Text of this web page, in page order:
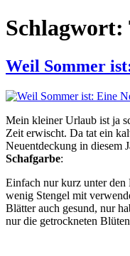
Schlagwort:
Weil Sommer
Mein kleiner Urlaub ist ja
Zeit erwischt. Da tat ein
Neuentdeckung in diesem
Schafgarbe:
Einfach nur kurz unter den
wenig Stengel mit
Blätter auch gesund, nur
nur die getrockneten